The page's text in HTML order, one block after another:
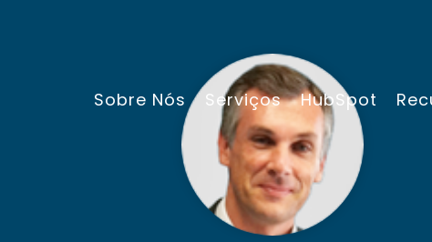
Sobre Nós Serviços HubSpot